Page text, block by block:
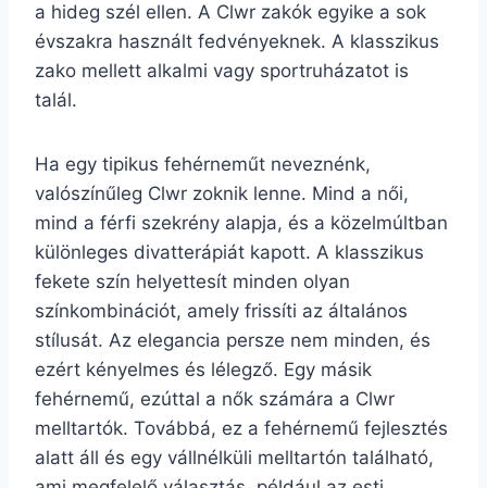
a hideg szél ellen. A Clwr zakók egyike a sok
évszakra használt fedvényeknek. A klasszikus
zako mellett alkalmi vagy sportruházatot is
talál.
Ha egy tipikus fehérneműt neveznénk,
valószínűleg Clwr zoknik lenne. Mind a női,
mind a férfi szekrény alapja, és a közelmúltban
különleges divatterápiát kapott. A klasszikus
fekete szín helyettesít minden olyan
színkombinációt, amely frissíti az általános
stílusát. Az elegancia persze nem minden, és
ezért kényelmes és lélegző. Egy másik
fehérnemű, ezúttal a nők számára a Clwr
melltartók. Továbbá, ez a fehérnemű fejlesztés
alatt áll és egy vállnélküli melltartón található,